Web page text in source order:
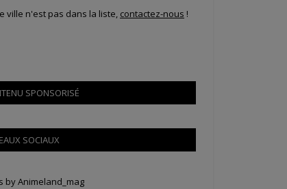
ville n'est pas dans la liste, contactez-nous !
SPONSORISÉ
SOCIAUX
by Animeland_mag